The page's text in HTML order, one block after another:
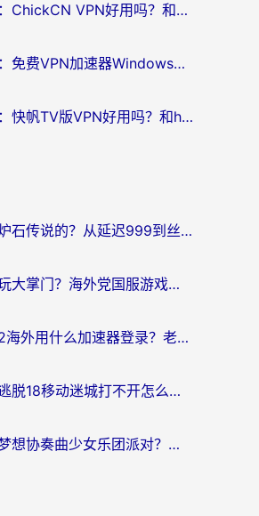
海外党必看：ChickCN VPN好用吗？和星河VPN对比哪个回国效果更好？附真实体验+避坑指南
海外党必看：免费VPN加速器Windows版怎么选？附真实测评与无缝访问国内资源指南
海外党必看：快帆TV版VPN好用吗？和hi龟龟VPN对比哪个回国效果更好？附免费加速器选择指南
欧洲怎么打炉石传说的？从延迟999到丝滑上分，我找到了靠谱加速器
加拿大怎么玩大掌门？海外党国服游戏加速避坑指南（附实用工具推荐）
新大话西游2海外用什么加速器登录？老玩家亲测有效的国服游戏加速指南
国外玩密室逃脱18移动迷城打不开怎么办？海外玩家亲测有效的解决指南
巴西怎么玩梦想协奏曲少女乐团派对？海外党必看的国服游戏加速全攻略（附波兰天涯明月刀实用技巧）